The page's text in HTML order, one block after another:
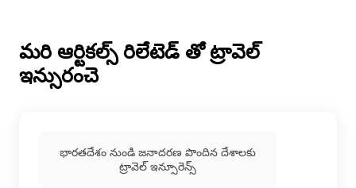
మరి ఆర్టికల్స్ రిలేటెడ్ తో ట్రావెల్
ఇన్సురంచె
భారతదేశం నుండి జనాదరణ పొందిన దేశాలకు
ట్రావెల్ ఇన్సూరెన్స్